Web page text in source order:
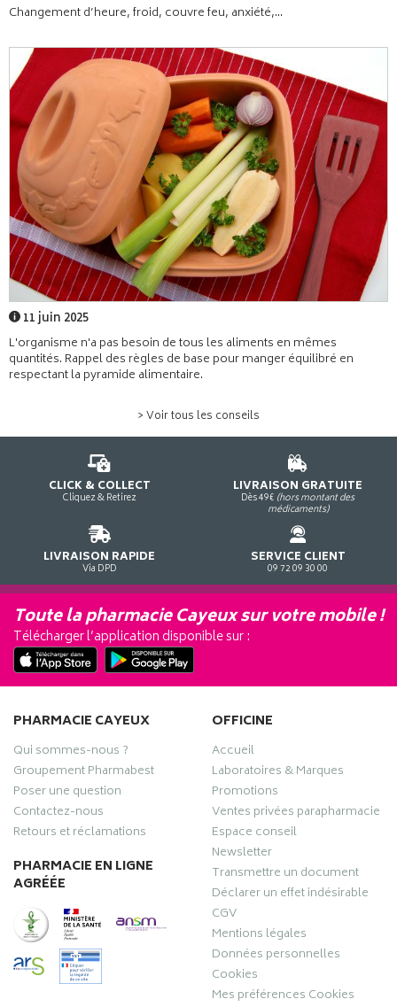
Changement d’heure, froid, couvre feu, anxiété,...
11 juin 2025
L'organisme n'a pas besoin de tous les aliments en mêmes
quantités. Rappel des règles de base pour manger équilibré en
respectant la pyramide alimentaire.
> Voir tous les conseils
CLICK & COLLECT
Cliquez & Retirez
LIVRAISON GRATUITE
Dès 49€ (hors montant des
médicaments)
LIVRAISON RAPIDE
Via DPD
SERVICE CLIENT
09 72 09 30 00
Toute la pharmacie Cayeux sur votre mobile !
Télécharger l’application disponible sur :
PHARMACIE CAYEUX
Qui sommes-nous ?
Groupement Pharmabest
Poser une question
Contactez-nous
Retours et réclamations
PHARMACIE EN LIGNE
AGRÉÉE
OFFICINE
Accueil
Laboratoires & Marques
Promotions
Ventes privées parapharmacie
Espace conseil
Newsletter
Transmettre un document
Déclarer un effet indésirable
CGV
Mentions légales
Données personnelles
Cookies
Mes préférences Cookies